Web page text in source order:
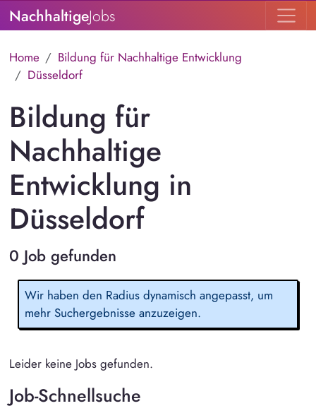
NachhaltigeJobs
Home
Bildung für Nachhaltige Entwicklung
Düsseldorf
Bildung für
Nachhaltige
Entwicklung in
Düsseldorf
0 Job gefunden
Wir haben den Radius dynamisch angepasst, um
mehr Suchergebnisse anzuzeigen.
Leider keine Jobs gefunden.
Job-Schnellsuche